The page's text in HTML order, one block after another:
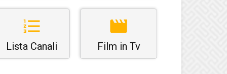
Lista Canali Film in Tv